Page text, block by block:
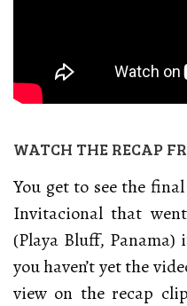
WATCH THE RECAP
You get to see the
Invitacional that
(Playa Bluff,
you haven’t yet the
view on the recap